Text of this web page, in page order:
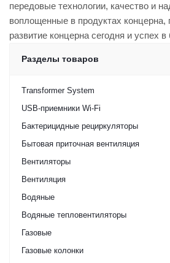
передовые технологии, качество и
воплощенные в продуктах концерна,
развитие концерна сегодня и успех
Разделы товаров
Transformer System
USB-приемники Wi-Fi
Бактерицидные рециркуляторы
Бытовая приточная вентиляция
Вентиляторы
Вентиляция
Водяные
Водяные тепловентиляторы
Газовые
Газовые колонки